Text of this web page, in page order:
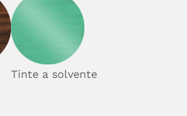
Tinte a solvente